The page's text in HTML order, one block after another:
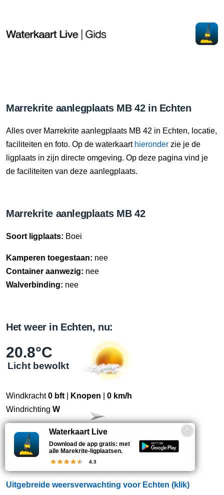
Marrekrite aanlegplaats MB 42 in Echten
Alles over Marrekrite aanlegplaats MB 42 in Echten, locatie,
faciliteiten en foto. Op de waterkaart hieronder zie je de
ligplaats in zijn directe omgeving. Op deze pagina vind je
de faciliteiten van deze aanlegplaats.
Marrekrite aanlegplaats MB 42
Soort ligplaats: Boei
Kamperen toegestaan: nee
Container aanwezig: nee
Walverbinding: nee
Het weer in Echten, nu:
20.8°C
Licht bewolkt
Windkracht0 bft Knopen
0 km/h
Windrichting W
Straks:Perioden met zon, vooral in de avond in het
noorden enkele buien.
Uitgebreide weersverwachting voor Echten (klik)
Waterkaart Live
Download de app gratis: met
alle Marekrite-ligplaatsen.
4.3